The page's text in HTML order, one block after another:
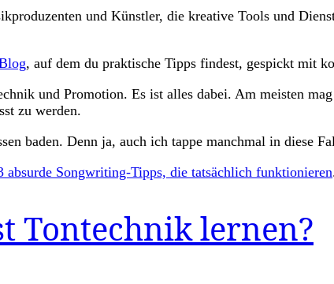
und Künstler, die kreative Tools und
, auf dem du praktische Tipps findest, gespickt mit
und Promotion. Es ist alles dabei. Am meisten
zu werden.
baden. Denn ja, auch ich tappe manchmal in diese
absurde Songwriting-Tipps, die tatsächlich funktionieren
Tontechnik lernen?